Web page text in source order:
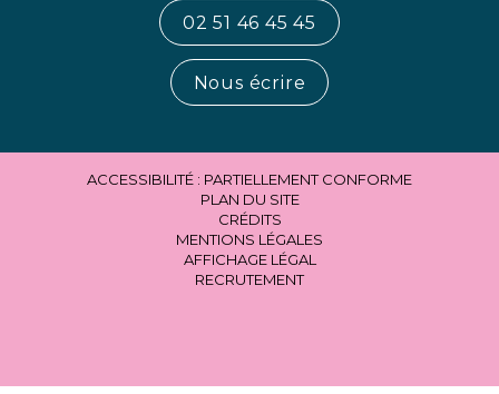
02 51 46 45 45
Nous écrire
ACCESSIBILITÉ : PARTIELLEMENT CONFORME
PLAN DU SITE
CRÉDITS
MENTIONS LÉGALES
AFFICHAGE LÉGAL
RECRUTEMENT